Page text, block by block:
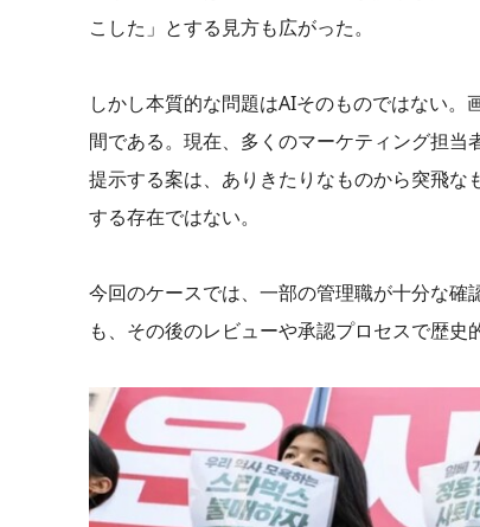
こした」とする見方も広がった。
しかし本質的な問題はAIそのものではない
間である。現在、多くのマーケティング担
提示する案は、ありきたりなものから突飛
する存在ではない。
今回のケースでは、一部の管理職が十分な
も、その後のレビューや承認プロセスで歴史